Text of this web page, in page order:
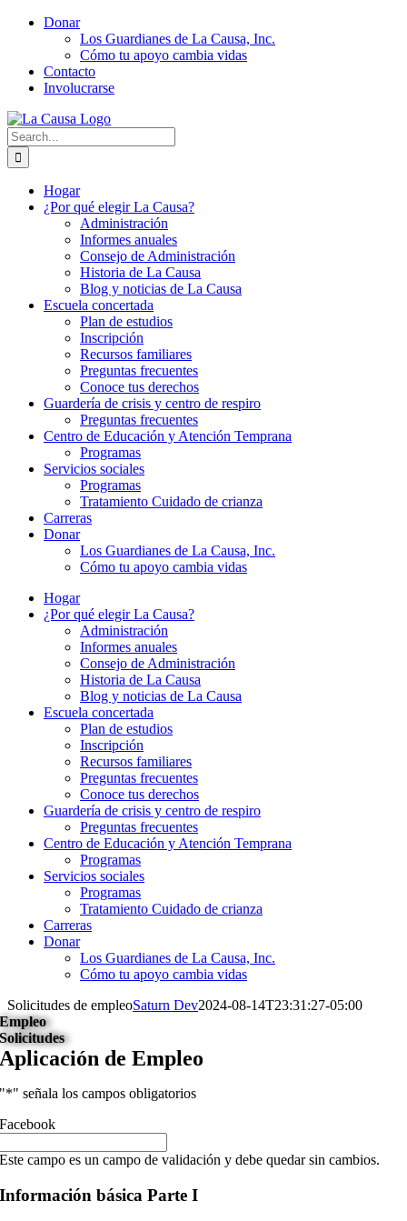
Skip
Donar
Los Guardianes de La Causa, Inc.
Cómo tu apoyo cambia vidas
Contacto
Involucrarse
Search
for:
Hogar
¿Por qué elegir La Causa?
Administración
Informes anuales
Consejo de Administración
Historia de La Causa
Blog y noticias de La Causa
Escuela concertada
Plan de estudios
Inscripción
Recursos familiares
Preguntas frecuentes
Conoce tus derechos
Guardería de crisis y centro de respiro
Preguntas frecuentes
Centro de Educación y Atención Temprana
Programas
Servicios sociales
Programas
Tratamiento Cuidado de crianza
Carreras
Donar
Los Guardianes de La Causa, Inc.
Cómo tu apoyo cambia vidas
Hogar
¿Por qué elegir La Causa?
Administración
Informes anuales
Consejo de Administración
Historia de La Causa
Blog y noticias de La Causa
Escuela concertada
Plan de estudios
Inscripción
Recursos familiares
Preguntas frecuentes
Conoce tus derechos
Guardería de crisis y centro de respiro
Preguntas frecuentes
Centro de Educación y Atención Temprana
Programas
Servicios sociales
Programas
Tratamiento Cuidado de crianza
Carreras
Donar
Los Guardianes de La Causa, Inc.
Cómo tu apoyo cambia vidas
Solicitudes de empleoSaturn Dev2024-08-14T23:31:27-05:00
Empleo
Solicitudes
Aplicación de Empleo
"*" señala los campos obligatorios
Facebook
Este campo es un campo de validación y debe quedar sin cambios.
Información básica Parte I